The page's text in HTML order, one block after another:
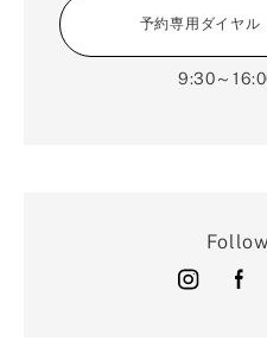
予約専用ダイヤル
9:30～